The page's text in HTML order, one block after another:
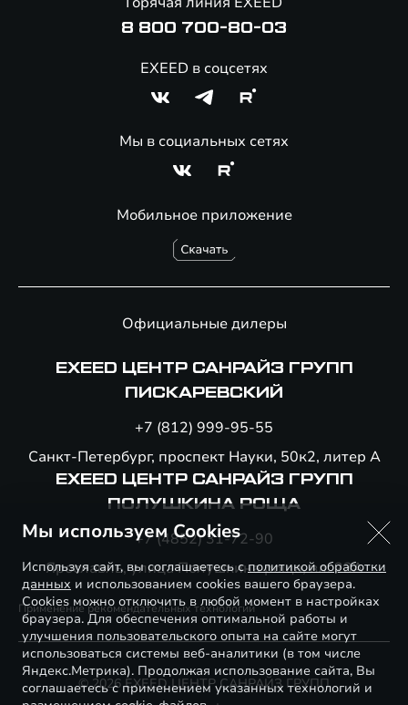
Мобильное приложение
8 800 700-80-03
EXEED в соцсетях
Мы в социальных сетях
Официальные дилеры
EXEED ЦЕНТР САНРАЙЗ ГРУПП
ПИСКАРЕВСКИЙ
+7 (812) 999-95-55
Санкт-Петербург, проспект Науки, 50к2, литер А
EXEED ЦЕНТР САНРАЙЗ ГРУПП
ПОЛУШКИНА РОЩА
+7 (4852) 31-72-90
Ярославль, улица Полушкина роща, вл. 23А
Применение рекомендательных технологий
© 2026 EXEED ЦЕНТР САНРАЙЗ ГРУПП
Мы используем Cookies
Используя сайт, вы соглашаетесь сполитикой обработки
данных и использованием cookies вашего браузера.
Cookies можно отключить в любой момент в настройках
браузера. Для обеспечения оптимальной работы и
улучшения пользовательского опыта на сайте могут
использоваться системы веб-аналитики (в том числе
Яндекс.Метрика). Продолжая использование сайта, Вы
соглашаетесь с применением указанных технологий и